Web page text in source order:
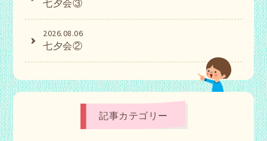
七夕会③
2026.08.06
七夕会②
記事カテゴリー